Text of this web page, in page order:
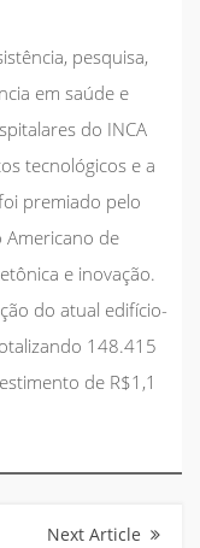
pesquisa,
em saúde e
do INCA
tecnológicos e a
premiado pelo
de
e inovação.
do atual edifício-
148.415
de R$1,1